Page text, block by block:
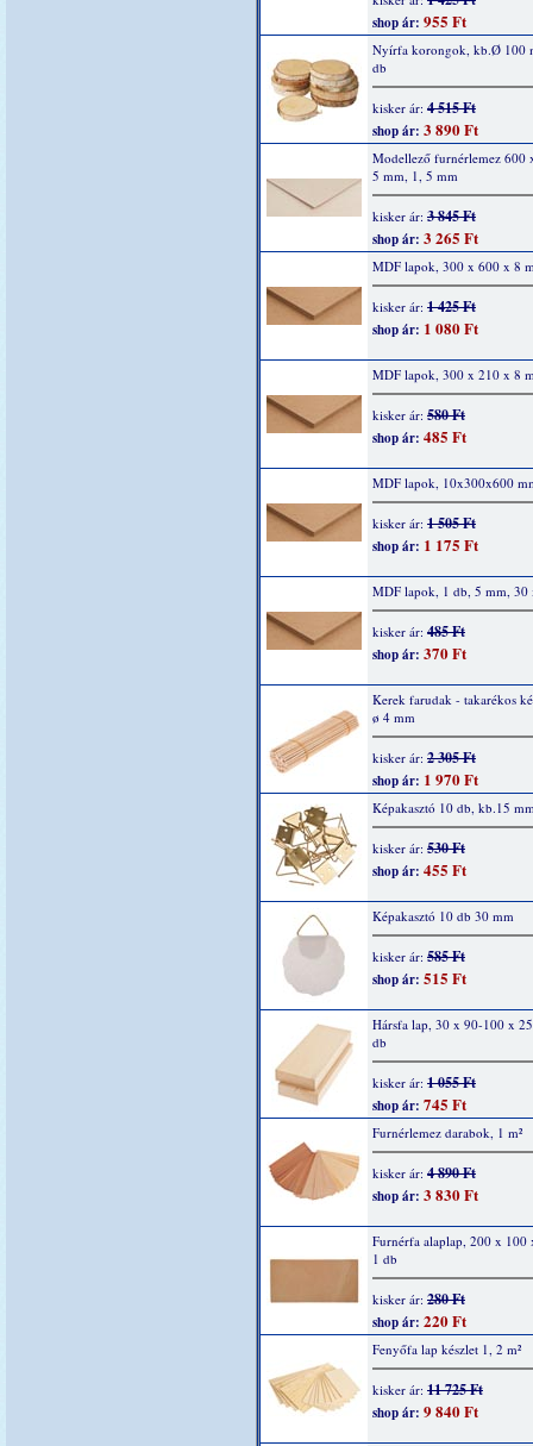
shop ár: 955 Ft
Nyírfa korongok, kb.Ø 100
db
kisker ár: 4 515 Ft
shop ár: 3 890 Ft
Modellező furnérlemez 600
5 mm, 1, 5 mm
kisker ár: 3 845 Ft
shop ár: 3 265 Ft
MDF lapok, 300 x 600 x 8
kisker ár: 1 425 Ft
shop ár: 1 080 Ft
MDF lapok, 300 x 210 x 8
kisker ár: 580 Ft
shop ár: 485 Ft
MDF lapok, 10x300x600
kisker ár: 1 505 Ft
shop ár: 1 175 Ft
MDF lapok, 1 db, 5 mm, 30
kisker ár: 485 Ft
shop ár: 370 Ft
Kerek farudak - takarékos
ø 4 mm
kisker ár: 2 305 Ft
shop ár: 1 970 Ft
Képakasztó 10 db, kb.15
kisker ár: 530 Ft
shop ár: 455 Ft
Képakasztó 10 db 30 mm
kisker ár: 585 Ft
shop ár: 515 Ft
Hársfa lap, 30 x 90-100 x
db
kisker ár: 1 055 Ft
shop ár: 745 Ft
Furnérlemez darabok, 1 m²
kisker ár: 4 890 Ft
shop ár: 3 830 Ft
Furnérfa alaplap, 200 x 100
1 db
kisker ár: 280 Ft
shop ár: 220 Ft
Fenyőfa lap készlet 1, 2 m²
kisker ár: 11 725 Ft
shop ár: 9 840 Ft